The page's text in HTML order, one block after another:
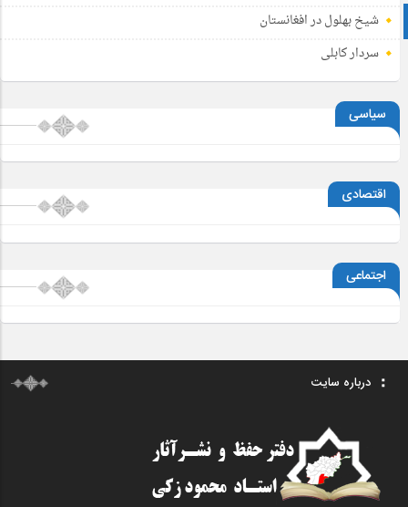
پشتو شیخ بهلول در افغانستان
سردار کابلی
سیاسی
اقتصادی
اجتماعی
درباره سایت